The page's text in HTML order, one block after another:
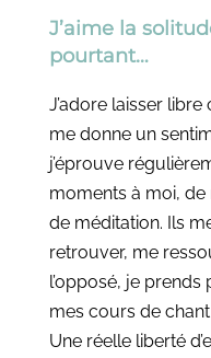
J’aime la
pourtant…
J’adore laisser
me donne un
j’éprouve
moments à moi, de
de méditation. Ils
retrouver, me
l’opposé, je prends
mes cours de
Une réelle liberté